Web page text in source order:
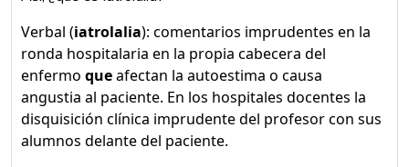
Verbal (iatrolalia): comentarios imprudentes en la
ronda hospitalaria en la propia cabecera del
enfermo queafectan la autoestima o causa
angustia al paciente. En los hospitales docentes la
disquisición clínica imprudente del profesor con sus
alumnos delante del paciente.